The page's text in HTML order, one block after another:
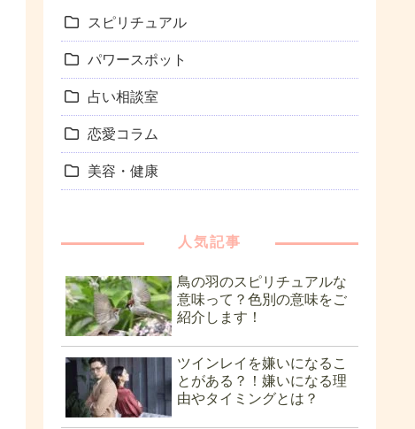
スピリチュアル
パワースポット
占い相談室
恋愛コラム
美容・健康
人気記事
鳥の羽のスピリチュアルな
意味って？色別の意味をご
紹介します！
ツインレイを嫌いになるこ
とがある？！嫌いになる理
由やタイミングとは？